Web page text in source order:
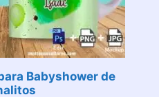
Babyshower de